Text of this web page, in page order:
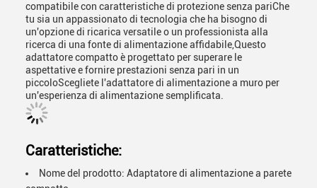
compatibile con caratteristiche di protezione senza pariChe
tu sia un appassionato di tecnologia che ha bisogno di
un'opzione di ricarica versatile o un professionista alla
ricerca di una fonte di alimentazione affidabile,Questo
adattatore compatto è progettato per superare le
aspettative e fornire prestazioni senza pari in un
piccoloScegliete l'adattatore di alimentazione a muro per
un'esperienza di alimentazione semplificata.
Caratteristiche:
Nome del prodotto: Adaptatore di alimentazione a parete